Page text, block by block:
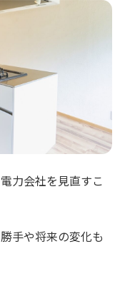
力会社を見直すこ
手や将来の変化も